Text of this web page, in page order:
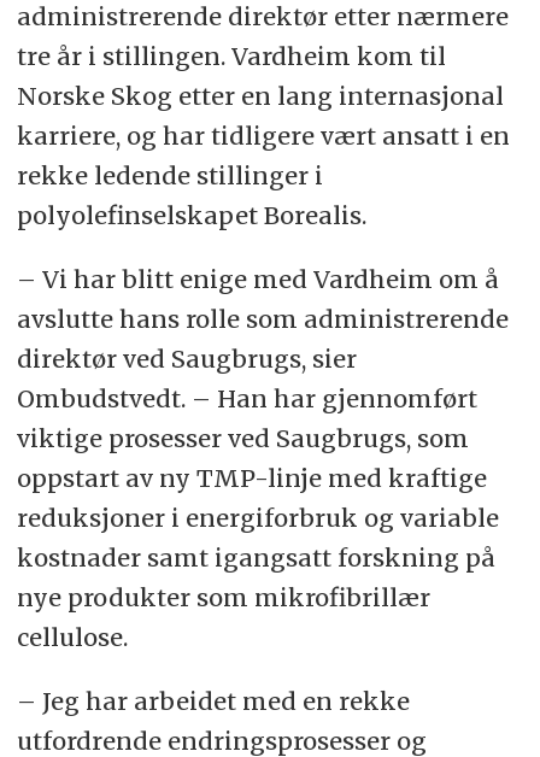
administrerende direktør etter nærmere
tre år i stillingen. Vardheim kom til
Norske Skog etter en lang internasjonal
karriere, og har tidligere vært ansatt i en
rekke ledende stillinger i
polyolefinselskapet Borealis.
– Vi har blitt enige med Vardheim om å
avslutte hans rolle som administrerende
direktør ved Saugbrugs, sier
Ombudstvedt. – Han har gjennomført
viktige prosesser ved Saugbrugs, som
oppstart av ny TMP-linje med kraftige
reduksjoner i energiforbruk og variable
kostnader samt igangsatt forskning på
nye produkter som mikrofibrillær
cellulose.
– Jeg har arbeidet med en rekke
utfordrende endringsprosesser og